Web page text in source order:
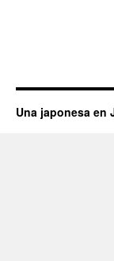
Una japonesa en